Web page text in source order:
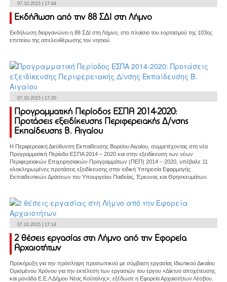
07.10.2015 | 17:44
Εκδήλωση από την 88 ΣΔΙ στη Λήμνο
Εκδήλωση διοργανώνει η 88 ΣΔΙ στη Λήμνο, στο πλαίσιο του εορτασμού της 103ης
επετείου της απελευθέρωσης του νησιού.
07.10.2015 | 17:20
Προγραμματική Περίοδος ΕΣΠΑ 2014-2020:
Προτάσεις εξειδίκευσης Περιφερειακής Δ/νσης
Εκπαίδευσης Β. Αιγαίου
Η Περιφερειακή Διεύθυνση Εκπαίδευσης Βορείου Αιγαίου, συμμετέχοντας στη νέα
Προγραμματική Περίοδο ΕΣΠΑ 2014 – 2020 και στην εξειδίκευση των νέων
Περιφερειακών Επιχειρησιακών Προγραμμάτων (ΠΕΠ) 2014 – 2020, υπέβαλε 11
ολοκληρωμένες προτάσεις εξειδίκευσης στην ειδική Υπηρεσία Εφαρμογής
Εκπαιδευτικών Δράσεων του Υπουργείου Παιδείας, Έρευνας και Θρησκευμάτων.
07.10.2015 | 17:14
2 θέσεις εργασίας στη Λήμνο από την Εφορεία
Αρχαιοτήτων
Προκήρυξη για την πρόσληψη προσωπικού με σύμβαση εργασίας Ιδιωτικού Δικαίου
Ορισμένου Χρόνου για την εκτέλεση των εργασιών του έργου «Δίκτυο αποχέτευσης
και μονάδα Ε.Ε.Λ Δήμου Νέας Κούταλης», εξέδωσε η Εφορεία Αρχαιοτήτων Λέσβου.